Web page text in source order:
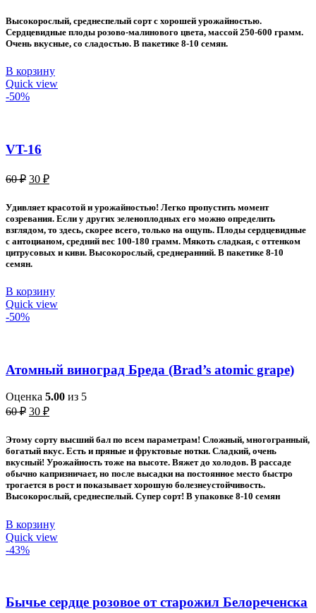
составляла
70 ₽.
40 ₽.
Высокорослый, среднеспелый сорт с хорошей урожайностью.
Сердцевидные плоды розово-малинового цвета, массой 250-600 грамм.
Очень вкусные, со сладостью. В пакетике 8-10 семян.
В корзину
Quick view
-50%
VT-16
60₽ Первоначальная
60 ₽.
30 ₽Текущая
30 ₽.
Удивляет красотой и урожайностью! Легко пропустить момент
созревания. Если у других зеленоплодных его можно определить
взглядом, то здесь, скорее всего, только на ощупь. Плоды сердцевидные
с антоцианом, средний вес 100-180 грамм. Мякоть сладкая, с оттенком
цитрусовых и киви. Высокорослый, среднеранний. В пакетике 8-10
семян.
В корзину
Quick view
-50%
Атомный виноград Бреда (Brad’s atomic grape)
Оценка 5.00 из 5
60₽ Первоначальная
60 ₽.
30 ₽Текущая
30 ₽.
Этому сорту высший бал по всем параметрам! Сложный, многогранный,
богатый вкус. Есть и пряные и фруктовые нотки. Сладкий, очень
вкусный! Урожайность тоже на высоте. Вяжет до холодов. В рассаде
обычно капризничает, но после высадки на постоянное место быстро
трогается в рост и показывает хорошую болезнеустойчивость.
Высокорослый, среднеспелый. Супер сорт! В упаковке 8-10 семян
В корзину
Quick view
-43%
Бычье сердце розовое от старожил Белореченска